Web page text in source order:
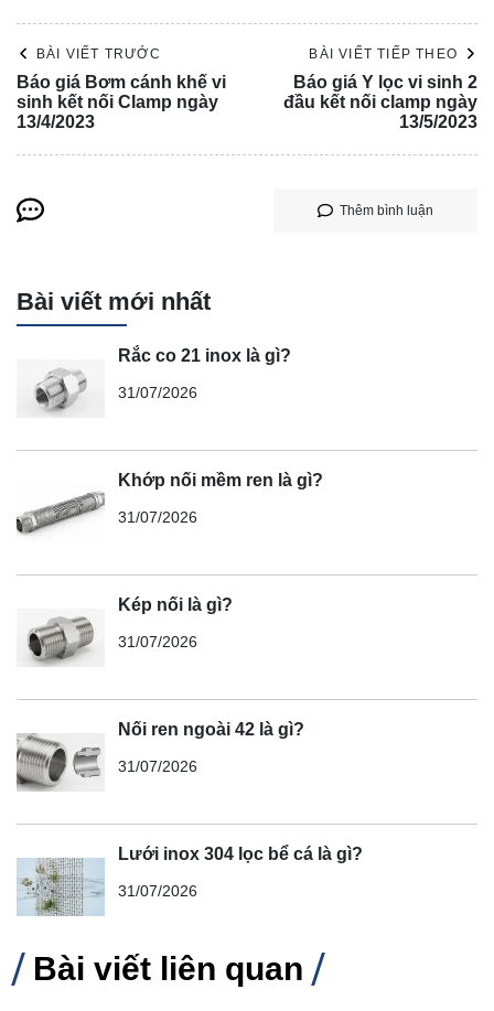
BÀI VIẾT TRƯỚC
Báo giá Bơm cánh khế vi
sinh kết nối Clamp ngày
13/4/2023
BÀI VIẾT TIẾP THEO
Báo giá Y lọc vi sinh 2
đầu kết nối clamp ngày
13/5/2023
Thêm bình luận
Bài viết mới nhất
Rắc co 21 inox là gì?
31/07/2026
Khớp nối mềm ren là gì?
31/07/2026
Kép nối là gì?
31/07/2026
Nối ren ngoài 42 là gì?
31/07/2026
Lưới inox 304 lọc bể cá là gì?
31/07/2026
Bài viết liên quan